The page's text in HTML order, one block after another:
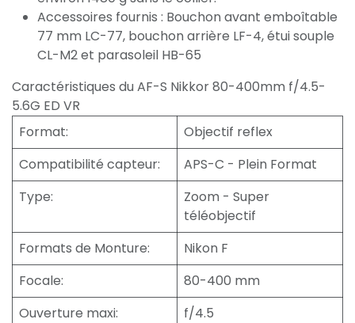
Accessoires fournis : Bouchon avant emboîtable
77 mm LC-77, bouchon arrière LF-4, étui souple
CL-M2 et parasoleil HB-65
Caractéristiques du AF-S Nikkor 80-400mm f/4.5-
5.6G ED VR
Format:
Objectif reflex
Compatibilité capteur:
APS-C - Plein Format
Type:
Zoom - Super
téléobjectif
Formats de Monture:
Nikon F
Focale:
80-400 mm
Ouverture maxi:
f/4.5